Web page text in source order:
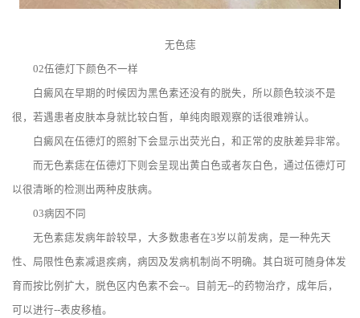
无色痣
02伍德灯下颜色不一样
白癜风在早期的时候因为黑色素还没有的脱失，所以颜色较淡不是
很，若遇患者皮肤本身就比较白皙，单纯肉眼观察的话很难辨认。
白癜风在伍德灯的照射下会显示出荧光白，和正常的皮肤差异非常。
而无色素痣在伍德灯下则会呈现出黄白色或者灰白色，通过伍德灯可
以很清晰的检测出两种皮肤病。
03病因不同
无色素痣发病年龄较早，大多数患者在3岁以前发病，是一种先天
性、局限性色素减退疾病，病因及发病机制尚不明确。其白斑可随身体发
育而按比例扩大，脱色区内色素不会--。目前无--的药物治疗，成年后，
可以进行--表皮移植。